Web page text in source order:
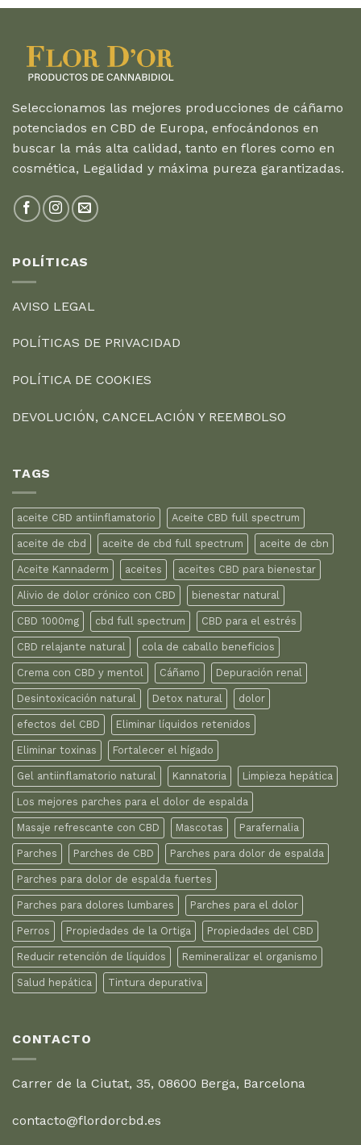
era:
es:
Seleccionamos las mejores producciones de cáñamo
potenciados en CBD de Europa, enfocándonos en
buscar la más alta calidad, tanto en flores como en
cosmética, Legalidad y máxima pureza garantizadas.
POLÍTICAS
AVISO LEGAL
POLÍTICAS DE PRIVACIDAD
POLÍTICA DE COOKIES
DEVOLUCIÓN, CANCELACIÓN Y REEMBOLSO
TAGS
aceite CBD antiinflamatorio Aceite CBD full spectrum
aceite de cbd aceite de cbd full spectrum aceite de cbn
Aceite Kannaderm aceites aceites CBD para bienestar
Alivio de dolor crónico con CBD bienestar natural
CBD 1000mg cbd full spectrum CBD para el estrés
CBD relajante natural cola de caballo beneficios
Crema con CBD y mentol Cáñamo Depuración renal
Desintoxicación natural Detox natural dolor
efectos del CBD Eliminar líquidos retenidos
Eliminar toxinas Fortalecer el hígado
Gel antiinflamatorio natural Kannatoria Limpieza hepática
Los mejores parches para el dolor de espalda
Masaje refrescante con CBD Mascotas Parafernalia
Parches Parches de CBD Parches para dolor de espalda
Parches para dolor de espalda fuertes
Parches para dolores lumbares Parches para el dolor
Perros Propiedades de la Ortiga Propiedades del CBD
Reducir retención de líquidos Remineralizar el organismo
Salud hepática Tintura depurativa
CONTACTO
Carrer de la Ciutat, 35, 08600 Berga, Barcelona
contacto@flordorcbd.es